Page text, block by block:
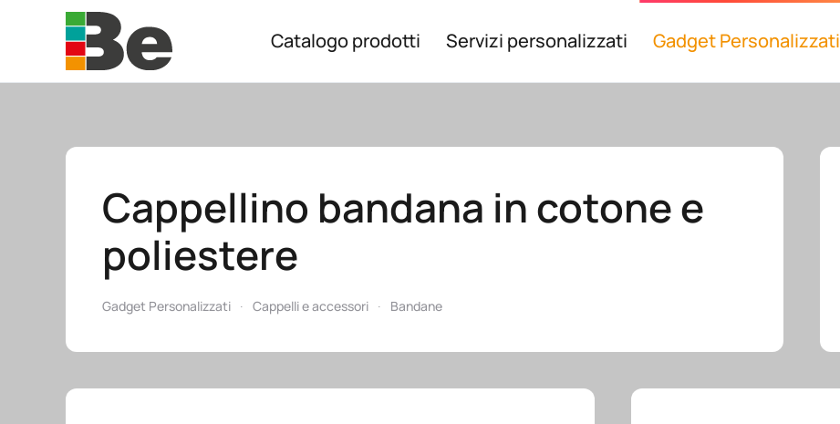
Skip to main content Catalogo prodotti Servizi personalizzati Gadget Personalizzati
Cappellino bandana in cotone e
poliestere
Gadget Personalizzati Cappelli e accessori Bandane